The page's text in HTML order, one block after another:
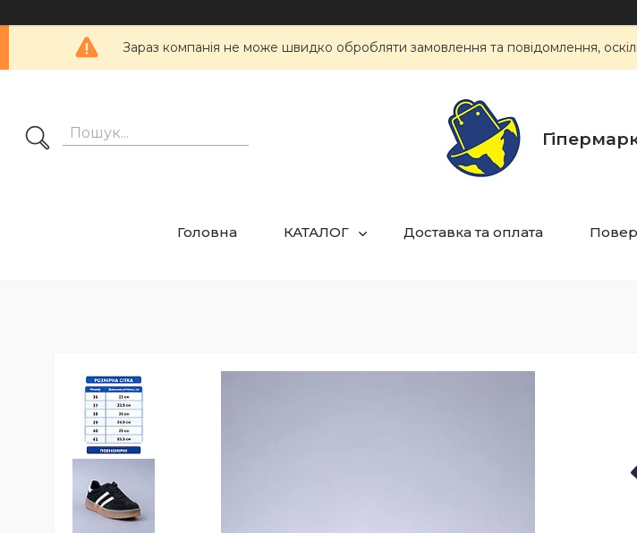
Зараз компанія не може швидко обробляти замовлення та повідомлення,
Головна КАТАЛОГ Доставка та оплата